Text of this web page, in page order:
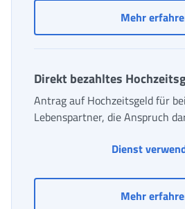
Mehr
Direkt bezahltes
Antrag auf Hochzeitsgeld für
Lebenspartner, die Anspruch
Dienst
Mehr